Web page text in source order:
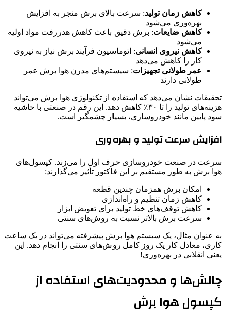
کاهش زمان تولید: سرعت بالای برش منجر به افزایش
بهره‌وری می‌شود
کاهش ضایعات: برش دقیق باعث کاهش هدررفت مواد اولیه
می‌شود
کاهش نیروی انسانی: اتوماسیون فرآیند برش نیاز به نیروی
کار را کاهش می‌دهد
عمر طولانی تجهیزات: سیستم‌های مدرن هوا برش عمر
طولانی دارند
تحقیقات نشان می‌دهد که استفاده از تکنولوژی هوا برش می‌تواند
هزینه‌های تولید را تا ۳۰٪ کاهش دهد. این رقم در صنعتی با حاشیه
سود پایین مانند خودروسازی، بسیار چشمگیر است.
افزایش سرعت تولید و بهره‌وری
سرعت در صنعت خودروسازی حرف اول را می‌زند. کپسول‌های
هوا برش به طور مستقیم بر این فاکتور تأثیر می‌گذارند:
امکان برش همزمان چندین قطعه
کاهش زمان تنظیم و راه‌اندازی
کاهش توقف‌های خط تولید برای تعویض ابزار
سرعت برش بالاتر نسبت به روش‌های سنتی
به عنوان مثال، یک سیستم هوا برش پیشرفته می‌تواند در یک ساعت
کاری، معادل کار یک روز کامل روش‌های سنتی را انجام دهد. این
یعنی انقلابی در بهره‌وری!
چالش‌ها و محدودیت‌های استفاده از
کپسول هوا برش